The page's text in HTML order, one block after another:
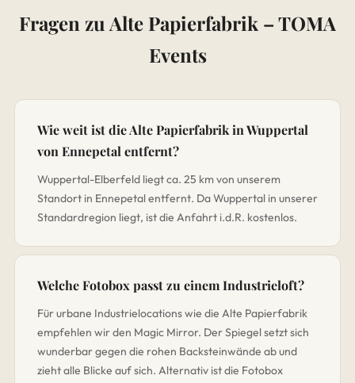
Fragen zu Alte Papierfabrik – TOMA
Events
Wie weit ist die Alte Papierfabrik in Wuppertal
von Ennepetal entfernt?
Wuppertal-Elberfeld liegt ca. 25 km von unserem
Standort in Ennepetal entfernt. Da Wuppertal in unserer
Standardregion liegt, ist die Anfahrt i.d.R. kostenlos.
Welche Fotobox passt zu einem Industrieloft?
Für urbane Industrielocations wie die Alte Papierfabrik
empfehlen wir den Magic Mirror. Der Spiegel setzt sich
wunderbar gegen die rohen Backsteinwände ab und
zieht alle Blicke auf sich. Alternativ ist die Fotobox